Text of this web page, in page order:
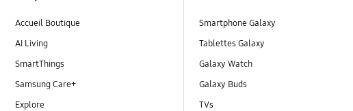
Accueil Boutique
AI Living
SmartThings
Samsung Care+
Explore
Smartphone Galaxy
Tablettes Galaxy
Galaxy Watch
Galaxy Buds
TVs